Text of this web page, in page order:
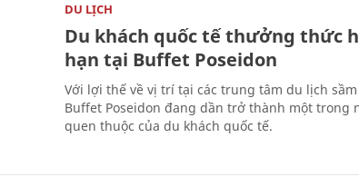
DU LỊCH
Du khách quốc tế thưởng thức
hạn tại Buffet Poseidon
Với lợi thế về vị trí tại các trung tâm du lịch
Buffet Poseidon đang dần trở thành một trong
quen thuộc của du khách quốc tế.